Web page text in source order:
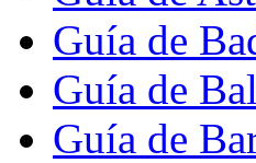
Guía de
Guía de
Guía de